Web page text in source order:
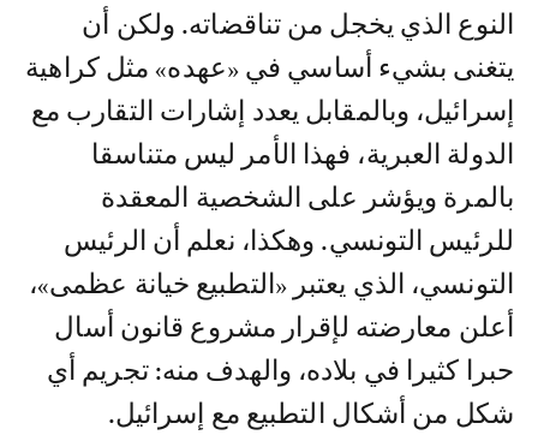
النوع الذي يخجل من تناقضاته. ولكن أن
يتغنى بشيء أساسي في «عهده» مثل كراهية
إسرائيل، وبالمقابل يعدد إشارات التقارب مع
الدولة العبرية، فهذا الأمر ليس متناسقا
بالمرة ويؤشر على الشخصية المعقدة
للرئيس التونسي. وهكذا، نعلم أن الرئيس
التونسي، الذي يعتبر «التطبيع خيانة عظمى»،
أعلن معارضته لإقرار مشروع قانون أسال
حبرا كثيرا في بلاده، والهدف منه: تجريم أي
شكل من أشكال التطبيع مع إسرائيل.